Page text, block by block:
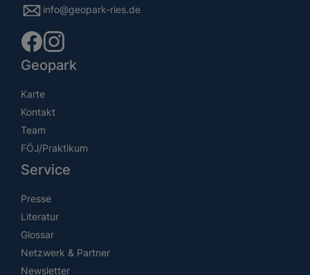
info@geopark-ries.de
Geopark
Karte
Kontakt
Team
FÖJ/Praktikum
Service
Presse
Literatur
Glossar
Netzwerk & Partner
Newsletter